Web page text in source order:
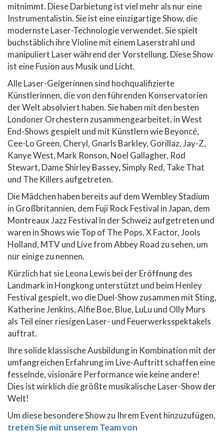
mitnimmt. Diese Darbietung ist viel mehr als nur eine
Instrumentalistin. Sie ist eine einzigartige Show, die
modernste Laser-Technologie verwendet. Sie spielt
buchstäblich ihre Violine mit einem Laserstrahl und
manipuliert Laser während der Vorstellung. Diese Show
ist eine Fusion aus Musik und Licht.
Alle Laser-Geigerinnen sind hochqualifizierte
Künstlerinnen, die von den führenden Konservatorien
der Welt absolviert haben. Sie haben mit den besten
Londoner Orchestern zusammengearbeitet, in West
End-Shows gespielt und mit Künstlern wie Beyoncé,
Cee-Lo Green, Cheryl, Gnarls Barkley, Gorillaz, Jay-Z,
Kanye West, Mark Ronson, Noel Gallagher, Rod
Stewart, Dame Shirley Bassey, Simply Red, Take That
und The Killers aufgetreten.
Die Mädchen haben bereits auf dem Wembley Stadium
in Großbritannien, dem Fuji Rock Festival in Japan, dem
Montreaux Jazz Festival in der Schweiz aufgetreten und
waren in Shows wie Top of The Pops, X Factor, Jools
Holland, MTV und Live from Abbey Road zu sehen, um
nur einige zu nennen.
Kürzlich hat sie Leona Lewis bei der Eröffnung des
Landmark in Hongkong unterstützt und beim Henley
Festival gespielt, wo die Duel-Show zusammen mit Sting,
Katherine Jenkins, Alfie Boe, Blue, LuLu und Olly Murs
als Teil einer riesigen Laser- und Feuerwerksspektakels
auftrat.
Ihre solide klassische Ausbildung in Kombination mit der
umfangreichen Erfahrung im Live-Auftritt schaffen eine
fesselnde, visionäre Performance wie keine andere!
Dies ist wirklich die größte musikalische Laser-Show der
Welt!
Um diese besondere Show zu Ihrem Event hinzuzufügen,
treten Sie mit unserem Team von